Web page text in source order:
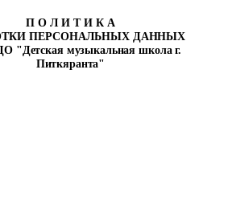
П О Л И Т И К А
ПЕРСОНАЛЬНЫХ ДАННЫХ
"Детская музыкальная школа г.
Питкяранта"